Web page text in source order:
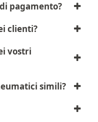
pagamento?
clienti?
vostri
simili?